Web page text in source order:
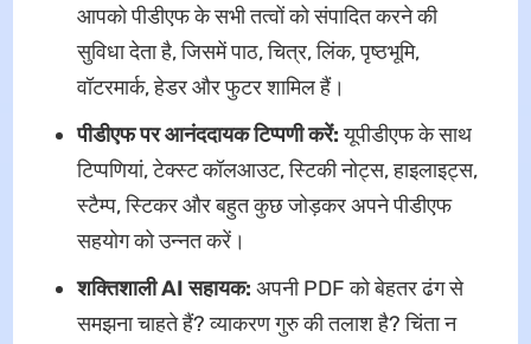
आपको पीडीएफ के सभी तत्वों को संपादित करने की
सुविधा देता है, जिसमें पाठ, चित्र, लिंक, पृष्ठभूमि,
वॉटरमार्क, हेडर और फुटर शामिल हैं।
पीडीएफ पर आनंददायक टिप्पणी करें:यूपीडीएफ के साथ
टिप्पणियां, टेक्स्ट कॉलआउट, स्टिकी नोट्स, हाइलाइट्स,
स्टैम्प, स्टिकर और बहुत कुछ जोड़कर अपने पीडीएफ
सहयोग को उन्नत करें।
शक्तिशाली AI सहायक: अपनी PDF को बेहतर ढंग से
समझना चाहते हैं? व्याकरण गुरु की तलाश है? चिंता न